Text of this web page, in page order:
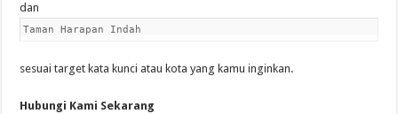
dan
Taman Harapan Indah
sesuai target kata kunci atau kota yang kamu inginkan.
Hubungi Kami Sekarang